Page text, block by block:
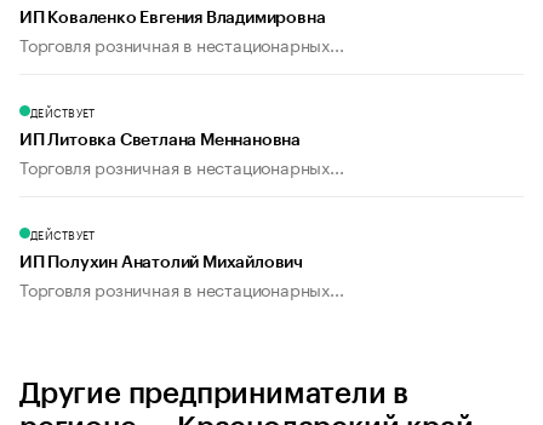
ИП Коваленко Евгения Владимировна
Торговля розничная в нестационарных...
ДЕЙСТВУЕТ
ИП Литовка Светлана Меннановна
Торговля розничная в нестационарных...
ДЕЙСТВУЕТ
ИП Полухин Анатолий Михайлович
Торговля розничная в нестационарных...
Другие предприниматели в